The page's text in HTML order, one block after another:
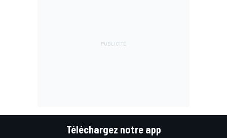
Téléchargez notre app